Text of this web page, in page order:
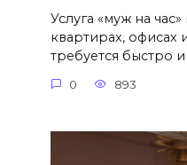
Услуга «муж на
квартирах, офисах
требуется быстро
0 893